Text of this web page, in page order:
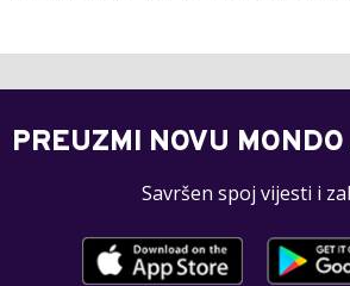
PREUZMI NOVU
Savršen spoj vijesti i